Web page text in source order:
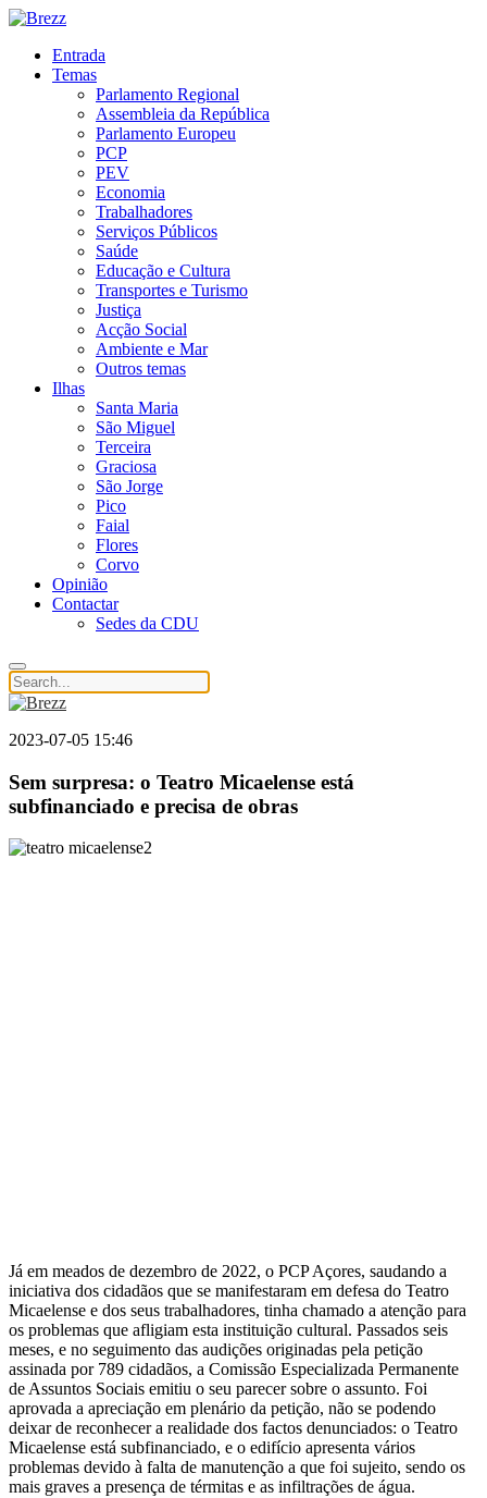
Entrada
Temas
Parlamento Regional
Assembleia da República
Parlamento Europeu
PCP
PEV
Economia
Trabalhadores
Serviços Públicos
Saúde
Educação e Cultura
Transportes e Turismo
Justiça
Acção Social
Ambiente e Mar
Outros temas
Ilhas
Santa Maria
São Miguel
Terceira
Graciosa
São Jorge
Pico
Faial
Flores
Corvo
Opinião
Contactar
Sedes da CDU
2023-07-05 15:46
Sem surpresa: o Teatro Micaelense está
subfinanciado e precisa de obras
Já em meados de dezembro de 2022, o PCP Açores, saudando a
iniciativa dos cidadãos que se manifestaram em defesa do Teatro
Micaelense e dos seus trabalhadores, tinha chamado a atenção para
os problemas que afligiam esta instituição cultural. Passados seis
meses, e no seguimento das audições originadas pela petição
assinada por 789 cidadãos, a Comissão Especializada Permanente
de Assuntos Sociais emitiu o seu parecer sobre o assunto. Foi
aprovada a apreciação em plenário da petição, não se podendo
deixar de reconhecer a realidade dos factos denunciados: o Teatro
Micaelense está subfinanciado, e o edifício apresenta vários
problemas devido à falta de manutenção a que foi sujeito, sendo os
mais graves a presença de térmitas e as infiltrações de água.